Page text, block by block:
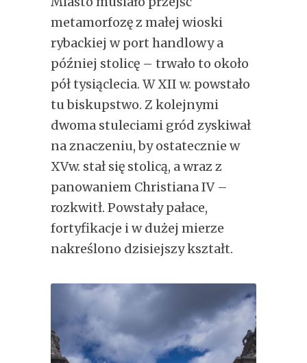
metamorfozę z małej wioski
rybackiej w port handlowy a
później stolicę – trwało to około
pół tysiąclecia. W XII w. powstało
tu biskupstwo. Z kolejnymi
dwoma stuleciami gród zyskiwał
na znaczeniu, by ostatecznie w
XVw. stał się stolicą, a wraz z
panowaniem Christiana IV –
rozkwitł. Powstały pałace,
fortyfikacje i w dużej mierze
nakreślono dzisiejszy kształt.